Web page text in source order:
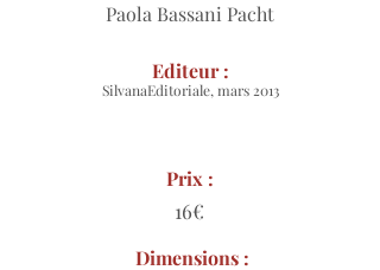
Paola Bassani Pacht
SilvanaEditoriale, mars 2013
Editeur :
Prix :
16€
Dimensions :